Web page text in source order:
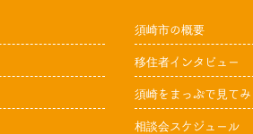
須崎市の概要
移住者インタビュー
須崎をまっぷで見てみ
相談会スケジュール